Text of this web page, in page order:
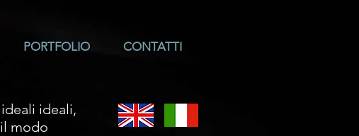
PORTFOLIO CONTATTI
ideali,
modo